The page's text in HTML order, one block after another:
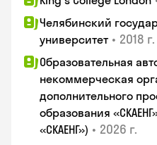
Челябинский
университет • 2018 г.
Образовательная
некоммерческая
дополнительного
образования
«СКАЕНГ») • 2026 г.